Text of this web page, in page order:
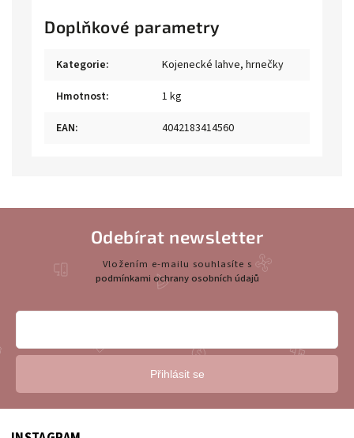
Doplňkové parametry
Kategorie:
Kojenecké lahve, hrnečky
Hmotnost:
1 kg
EAN: 4042183414560
Odebírat newsletter
Vložením e-mailu souhlasíte s
podmínkami ochrany osobních údajů
Přihlásit se